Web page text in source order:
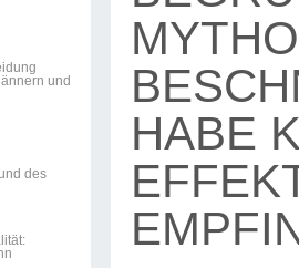
und
des
HABE